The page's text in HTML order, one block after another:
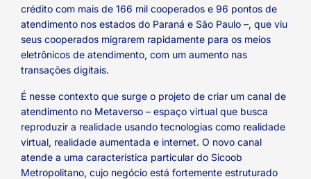
crédito com mais de 166 mil cooperados e 96 pontos de
atendimento nos estados do Paraná e São Paulo –, que viu
seus cooperados migrarem rapidamente para os meios
eletrônicos de atendimento, com um aumento nas
transações digitais.
É nesse contexto que surge o projeto de criar um canal de
atendimento no Metaverso – espaço virtual que busca
reproduzir a realidade usando tecnologias como realidade
virtual, realidade aumentada e internet. O novo canal
atende a uma característica particular do Sicoob
Metropolitano, cujo negócio está fortemente estruturado